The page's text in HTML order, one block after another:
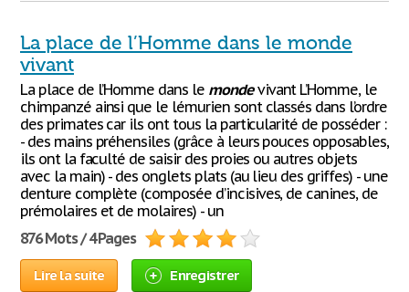
La place de l’Homme dans le monde
vivant
La place de l’Homme dans le mondevivant L’Homme, le
chimpanzé ainsi que le lémurien sont classés dans l’ordre
des primates car ils ont tous la particularité de posséder :
- des mains préhensiles (grâce à leurs pouces opposables,
ils ont la faculté de saisir des proies ou autres objets
avec la main) - des onglets plats (au lieu des griffes) - une
denture complète (composée d’incisives, de canines, de
prémolaires et de molaires) - un
876 Mots / 4 Pages
Lire la suite Enregistrer